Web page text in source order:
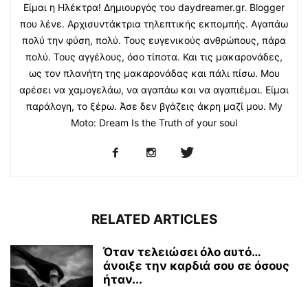
Είμαι η Ηλέκτρα! Δημιουργός του daydreamer.gr. Blogger
που λένε. Αρχισυντάκτρια τηλεπτικής εκπομπής. Αγαπάω
πολύ την φύση, πολύ. Τους ευγενικούς ανθρώπους, πάρα
πολύ. Τους αγγέλους, όσο τίποτα. Και τις μακαρονάδες,
ως τον πλανήτη της μακαρονάδας και πάλι πίσω. Μου
αρέσει να χαμογελάω, να αγαπάω και να αγαπιέμαι. Είμαι
παράλογη, το ξέρω. Άσε δεν βγάζεις άκρη μαζί μου. My
Moto: Dream Is the Truth of your soul
RELATED ARTICLES
Όταν τελειώσει όλο αυτό…
άνοιξε την καρδιά σου σε όσους
ήταν...